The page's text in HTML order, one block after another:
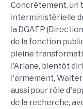
Concrètement, un
interministérielle
la DGAFP
de la fonction
pleine
l'Ariane, bientôt
l'armement,
aussi pour rôle
de la recherche,